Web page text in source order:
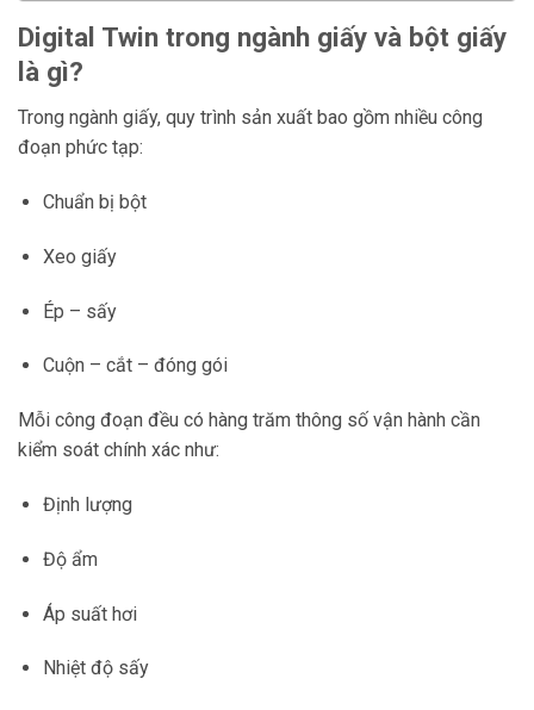
Digital Twin trong ngành giấy và bột giấy
là gì?
Trong ngành giấy, quy trình sản xuất bao gồm nhiều công
đoạn phức tạp:
Chuẩn bị bột
Xeo giấy
Ép – sấy
Cuộn – cắt – đóng gói
Mỗi công đoạn đều có hàng trăm thông số vận hành cần
kiểm soát chính xác như:
Định lượng
Độ ẩm
Áp suất hơi
Nhiệt độ sấy